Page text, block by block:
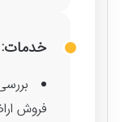
خدمات:
فروش